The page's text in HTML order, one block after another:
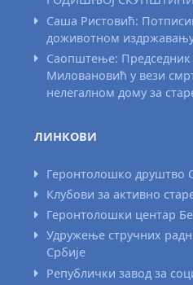
Саша Ристовић:
доживотном
Саопштење:
Миловановић у вези
нелегалном дому за
ЛИНКОВИ
Геронтолошко друштво
Клубови за активно
Геронтолошки центар
Удружење стручних
Србије
Републички завод за